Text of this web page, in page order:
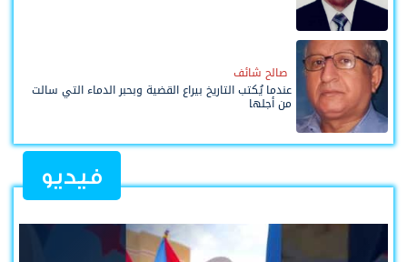
صالح شائف
عندما يُكتب التاريخ بيراع القضية وبحبر الدماء التي سالت
من أجلها
فيديو